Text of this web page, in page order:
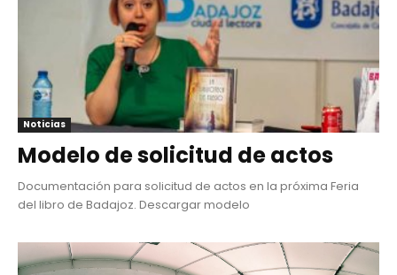
Noticias
Modelo de solicitud de actos
Documentación para solicitud de actos en la próxima Feria
del libro de Badajoz. Descargar modelo